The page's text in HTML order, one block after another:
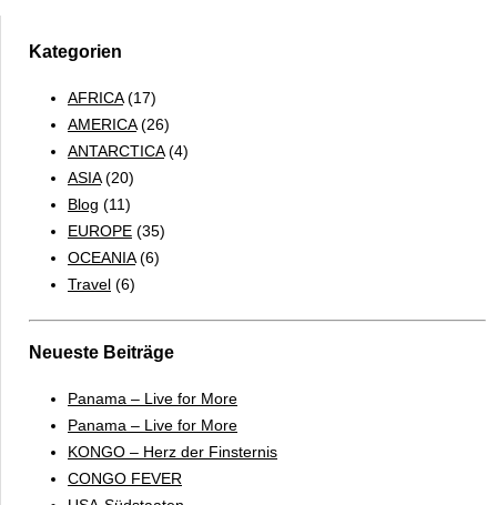
Kategorien
AFRICA(17)
AMERICA(26)
ANTARCTICA(4)
ASIA(20)
Blog (11)
EUROPE (35)
OCEANIA(6)
Travel (6)
Neueste Beiträge
Panama – Live for More
Panama – Live for More
KONGO – Herz der Finsternis
CONGO FEVER